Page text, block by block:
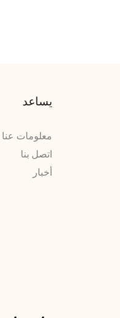
يساعد
معلومات عنا
اتصل بنا
أخبار